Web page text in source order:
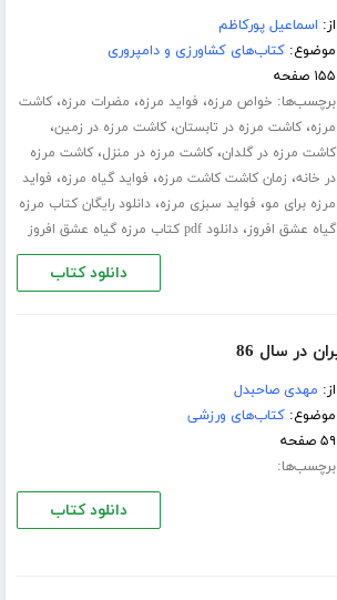
از: اسماعیل پورکاظم
موضوع:کتاب‌های کشاورزی و دامپروری
۱۵۵ صفحه
برچسب‌ها: خواص مرزه، فواید مرزه، مضرات مرزه،کاشت
مرزه،کاشت مرزه در تابستان،کاشت مرزه در زمین،
کاشت مرزه در گلدان،کاشت مرزه در منزل،کاشت مرزه
در خانه، زمان کاشت کاشت مرزه، فواید گیاه مرزه، فواید
مرزه برای مو، فواید سبزی مرزه،دانلود رایگان کتاب مرزه
گیاه عشق افروز،دانلود pdf کتاب مرزه گیاه عشق افروز
دانلود کتاب
در سال 86
از: مهدی صاحبدل
موضوع:کتاب‌های ورزشی
۵۹ صفحه
برچسب‌ها:
دانلود کتاب